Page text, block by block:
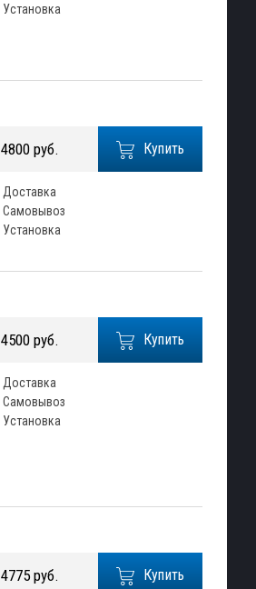
Установка
Купить
4800 руб.
Доставка
Самовывоз
Установка
Купить
4500 руб.
Доставка
Самовывоз
Установка
Купить
4775 руб.